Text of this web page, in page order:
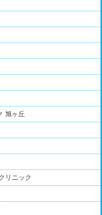
旭ヶ丘
リニック